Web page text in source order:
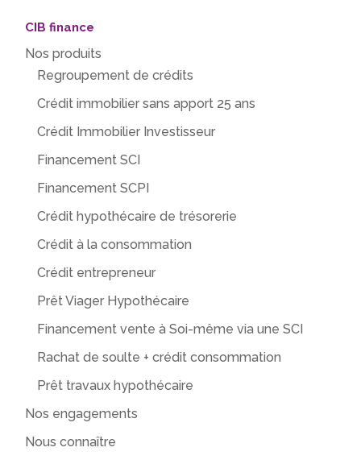
CIB finance
Nos produits
Regroupement de crédits
Crédit immobilier sans apport 25 ans
Crédit Immobilier Investisseur
Financement SCI
Financement SCPI
Crédit hypothécaire de trésorerie
Crédit à la consommation
Crédit entrepreneur
Prêt Viager Hypothécaire
Financement vente à Soi-même via une SCI
Rachat de soulte + crédit consommation
Prêt travaux hypothécaire
Nos engagements
Nous connaître